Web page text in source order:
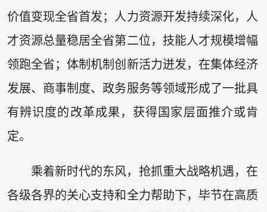
价值变现全省首发；人力资源开发持续深化，人
才资源总量稳居全省第二位，技能人才规模增幅
领跑全省；体制机制创新活力迸发，在集体经济
发展、商事制度、政务服务等领域形成了一批具
有辨识度的改革成果，获得国家层面推介或肯
定。
乘着新时代的东风，抢抓重大战略机遇，在
各级各界的关心支持和全力帮助下，毕节在高质